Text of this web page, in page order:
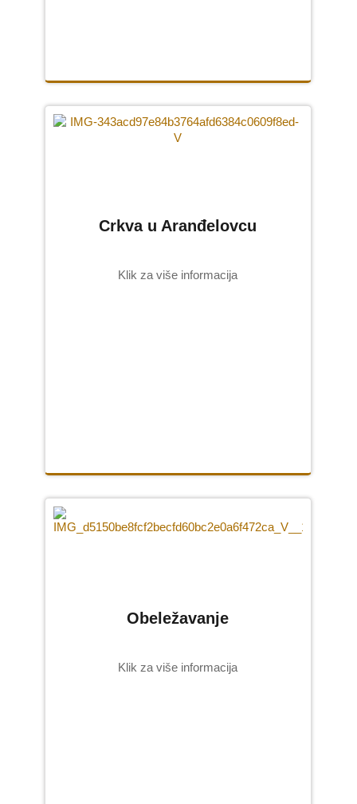
Crkva u Aranđelovcu
Klik za više informacija
Obeležavanje
Klik za više informacija